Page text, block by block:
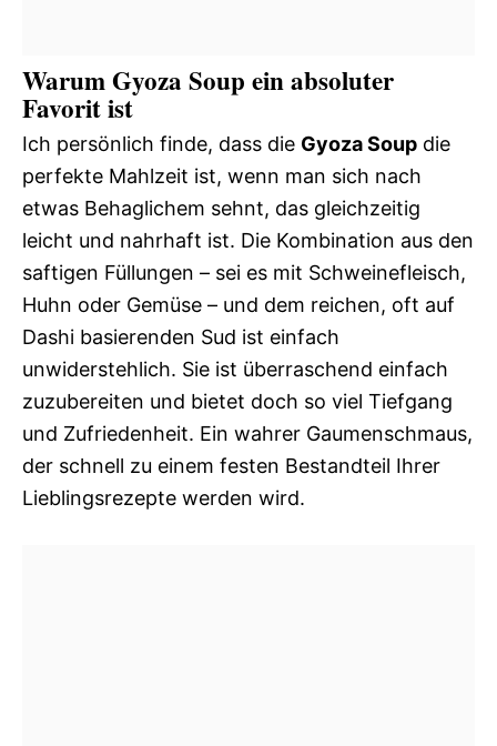
Warum Gyoza Soup ein absoluter
Favorit ist
Ich persönlich finde, dass die Gyoza Soup die
perfekte Mahlzeit ist, wenn man sich nach
etwas Behaglichem sehnt, das gleichzeitig
leicht und nahrhaft ist. Die Kombination aus den
saftigen Füllungen – sei es mit Schweinefleisch,
Huhn oder Gemüse – und dem reichen, oft auf
Dashi basierenden Sud ist einfach
unwiderstehlich. Sie ist überraschend einfach
zuzubereiten und bietet doch so viel Tiefgang
und Zufriedenheit. Ein wahrer Gaumenschmaus,
der schnell zu einem festen Bestandteil Ihrer
Lieblingsrezepte werden wird.